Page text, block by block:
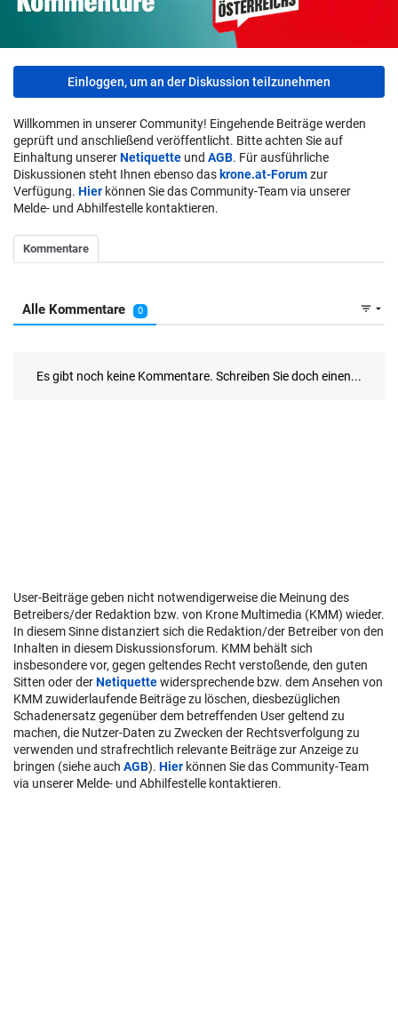
Einloggen, um an der Diskussion teilzunehmen
Willkommen in unserer Community! Eingehende Beiträge werden
geprüft und anschließend veröffentlicht. Bitte achten Sie auf
Einhaltung unsererNetiquette und AGB. Für ausführliche
Diskussionen steht Ihnen ebenso das krone.at-Forumzur
Verfügung. Hier können Sie das Community-Team via unserer
Melde- und Abhilfestelle kontaktieren.
User-Beiträge geben nicht notwendigerweise die Meinung des
Betreibers/der Redaktion bzw. von Krone Multimedia (KMM) wieder.
In diesem Sinne distanziert sich die Redaktion/der Betreiber von den
Inhalten in diesem Diskussionsforum. KMM behält sich
insbesondere vor, gegen geltendes Recht verstoßende, den guten
Sitten oder derNetiquettewidersprechende bzw. dem Ansehen von
KMM zuwiderlaufende Beiträge zu löschen, diesbezüglichen
Schadenersatz gegenüber dem betreffenden User geltend zu
machen, die Nutzer-Daten zu Zwecken der Rechtsverfolgung zu
verwenden und strafrechtlich relevante Beiträge zur Anzeige zu
bringen (siehe auch AGB). Hier können Sie das Community-Team
via unserer Melde- und Abhilfestelle kontaktieren.